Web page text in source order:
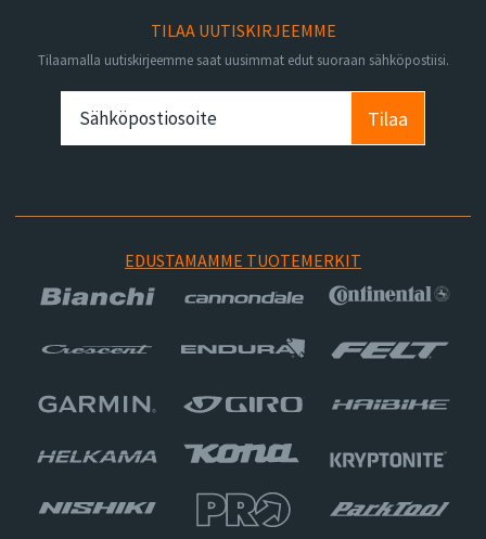
TILAA UUTISKIRJEEMME
Tilaamalla uutiskirjeemme saat uusimmat edut suoraan sähköpostiisi.
Tilaa
EDUSTAMAMME TUOTEMERKIT